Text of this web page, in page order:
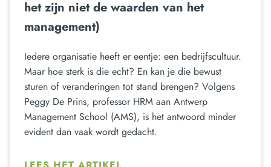
het zijn niet de waarden van het
management)
Iedere organisatie heeft er eentje: een bedrijfscultuur.
Maar hoe sterk is die echt? En kan je die bewust
sturen of veranderingen tot stand brengen? Volgens
Peggy De Prins, professor HRM aan Antwerp
Management School (AMS), is het antwoord minder
evident dan vaak wordt gedacht.